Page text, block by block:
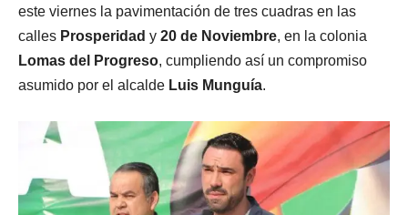
este viernes la pavimentación de tres cuadras en las
calles Prosperidad y 20 de Noviembre, en la colonia
Lomas del Progreso, cumpliendo así un compromiso
asumido por el alcalde Luis Munguía.